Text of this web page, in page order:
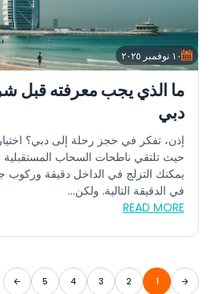
١٠ نوفمبر ٢٠٢٥
ما الذي يجب معرفته قبل
دبي
إذن، تفكر في حجز رحلة إلى دبي؟
حيث تلتقي ناطحات السحاب المستقبلية
يمكنك التزلج في الداخل دقيقة وركوب
في الدقيقة التالية. ولكن...
READ MORE
1
2
3
4
5